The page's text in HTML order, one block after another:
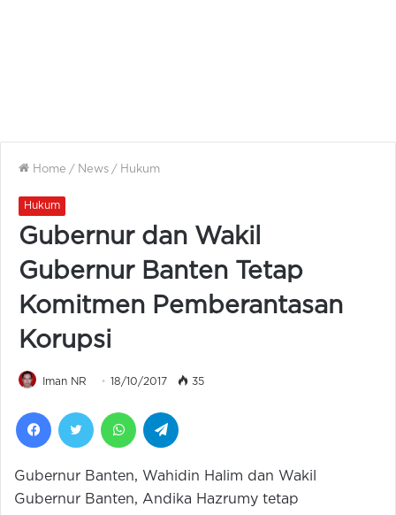
Home / News / Hukum
Hukum
Gubernur dan Wakil
Gubernur Banten Tetap
Komitmen Pemberantasan
Korupsi
Iman NR 18/10/2017 35
FacebookTwitter WhatsApp
Gubernur Banten, Wahidin Halim dan Wakil
Gubernur Banten, Andika Hazrumy tetap